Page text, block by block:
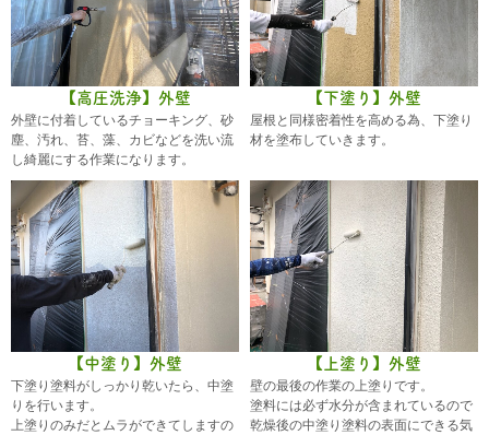
【高圧洗浄】外壁
外壁に付着しているチョーキング、砂
塵、汚れ、苔、藻、カビなどを洗い流
し綺麗にする作業になります。
【下塗り】外壁
屋根と同様密着性を高める為、下塗り
材を塗布していきます。
【中塗り】外壁
下塗り塗料がしっかり乾いたら、中塗
りを行います。
上塗りのみだとムラができてしますの
【上塗り】外壁
壁の最後の作業の上塗りです。
塗料には必ず水分が含まれているので
乾燥後の中塗り塗料の表面にできる気